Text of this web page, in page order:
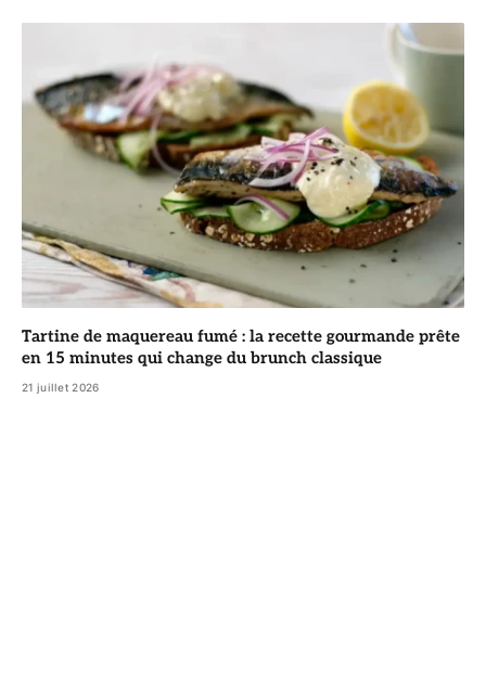
Tartine de maquereau fumé : la recette gourmande prête
en 15 minutes qui change du brunch classique
21 juillet 2026